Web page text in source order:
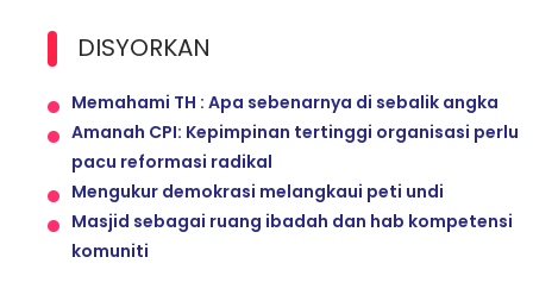
DISYORKAN
Memahami TH : Apa sebenarnya di sebalik angka
Amanah CPI: Kepimpinan tertinggi organisasi perlu
pacu reformasi radikal
Mengukur demokrasi melangkaui peti undi
Masjid sebagai ruang ibadah dan hab kompetensi
komuniti